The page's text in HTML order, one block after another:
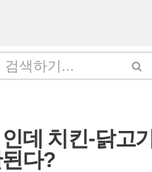
데 치킨-닭고
다?